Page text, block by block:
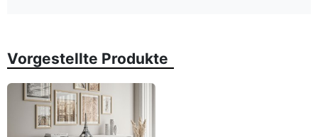
Vorgestellte Produkte